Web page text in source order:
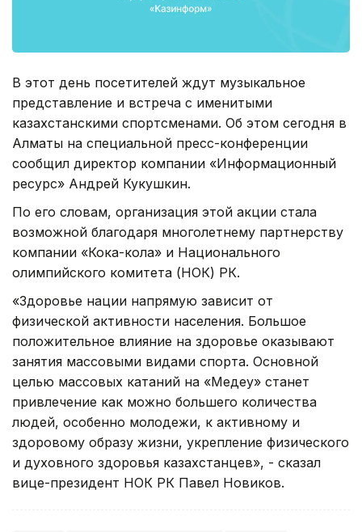
В этот день посетителей ждут музыкальное
представление и встреча с именитыми
казахстанскими спортсменами. Об этом сегодня в
Алматы на специальной пресс-конференции
сообщил директор компании «Информационный
ресурс» Андрей Кукушкин.
По его словам, организация этой акции стала
возможной благодаря многолетнему партнерству
компании «Кока-кола» и Национального
олимпийского комитета (НОК) РК.
«Здоровье нации напрямую зависит от
физической активности населения. Большое
положительное влияние на здоровье оказывают
занятия массовыми видами спорта. Основной
целью массовых катаний на «Медеу» станет
привлечение как можно большего количества
людей, особенно молодежи, к активному и
здоровому образу жизни, укрепление физического
и духовного здоровья казахстанцев», - сказал
вице-президент НОК РК Павел Новиков.